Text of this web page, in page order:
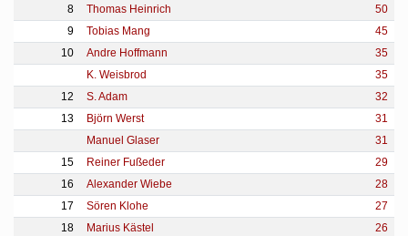
8
Thomas Heinrich
50
9
Tobias Mang
45
10
Andre Hoffmann
35
K. Weisbrod
35
12
S. Adam
32
13
Björn Werst
31
Manuel Glaser
31
15
Reiner Fußeder
29
16
Alexander Wiebe
28
17
Sören Klohe
27
18
Marius Kästel
26